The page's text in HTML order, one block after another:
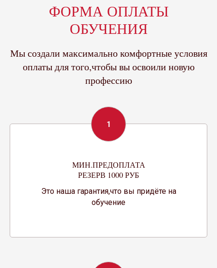
ФОРМА ОПЛАТЫ
ОБУЧЕНИЯ
Мы создали максимально комфортные условия
оплаты для того,чтобы вы освоили новую
профессию
1
МИН.ПРЕДОПЛАТА
РЕЗЕРВ 1000 РУБ
Это наша гарантия,что вы придёте на
обучение